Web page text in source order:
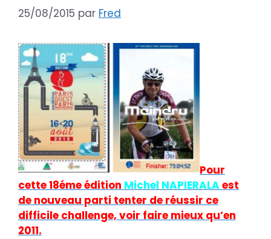
25/08/2015 par Fred
Pour
cette 18éme édition Michel NAPIERALAest
de nouveau parti tenter de réussir ce
difficile challenge, voir faire mieux qu’en
2011.